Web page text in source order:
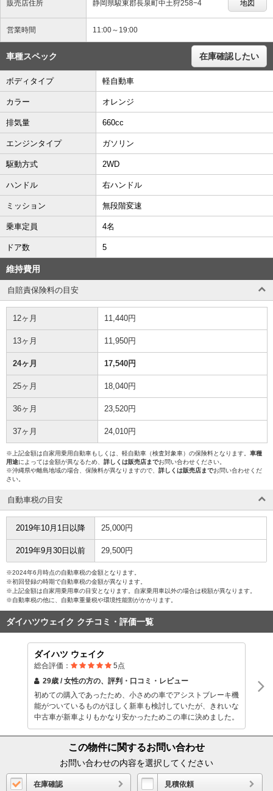
販売店住所 静岡県駿東郡長泉町中土狩258−4 地図
営業時間 11:00～19:00
車種スペック 在庫確認したい
ボディタイプ 軽自動車
カラー オレンジ
排気量 660cc
エンジンタイプ ガソリン
駆動方式 2WD
ハンドル 右ハンドル
ミッション 無段階変速
乗車定員 4名
ドア数 5
維持費用
自賠責保険料の目安
12ヶ月 11,440円
13ヶ月 11,950円
24ヶ月 17,540円
25ヶ月 18,040円
36ヶ月 23,520円
37ヶ月 24,010円
※上記金額は自家用乗用自動車もしくは、軽自動車（検査対象車）の保険料となります。 車種
用途によっては金額が異なるため、 詳しくは販売店までお問い合わせください。
※沖縄県や離島地域の場合、保険料が異なりますので、 詳しくは販売店までお問い合わせくだ
さい。
自動車税の目安
2019年10月1日以降 25,000円
2019年9月30日以前 29,500円
※2024年6月時点の自動車税の金額となります。
※初回登録の時期で自動車税の金額が異なります。
※上記金額は自家用乗用車の目安となります。自家乗用車以外の場合は税額が異なります。
※自動車税の他に、自動車重量税や環境性能割がかかります。
ダイハツウェイク クチコミ・評価一覧
ダイハツ ウェイク
総合評価： 5 点
29歳 / 女性の方の、評判・口コミ・レビュー
初めての購入であったため、小さめの車でアシストブレーキ機
能がついているものがほしく新車も検討していたが、きれいな
中古車が新車よりもかなり安かったためこの車に決めました。
この物件に関するお問い合わせ
お問い合わせの内容を選択してください
在庫確認 見積依頼